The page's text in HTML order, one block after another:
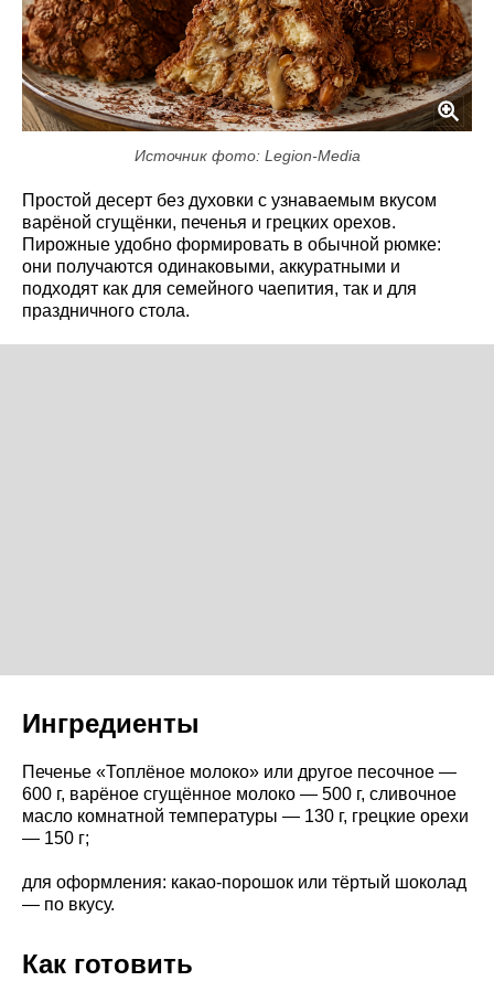
Источник фото: Legion-Media
Простой десерт без духовки с узнаваемым вкусом
варёной сгущёнки, печенья и грецких орехов.
Пирожные удобно формировать в обычной рюмке:
они получаются одинаковыми, аккуратными и
подходят как для семейного чаепития, так и для
праздничного стола.
Ингредиенты
Печенье «Топлёное молоко» или другое песочное —
600 г, варёное сгущённое молоко — 500 г, сливочное
масло комнатной температуры — 130 г, грецкие орехи
— 150 г;
для оформления: какао-порошок или тёртый шоколад
— по вкусу.
Как готовить